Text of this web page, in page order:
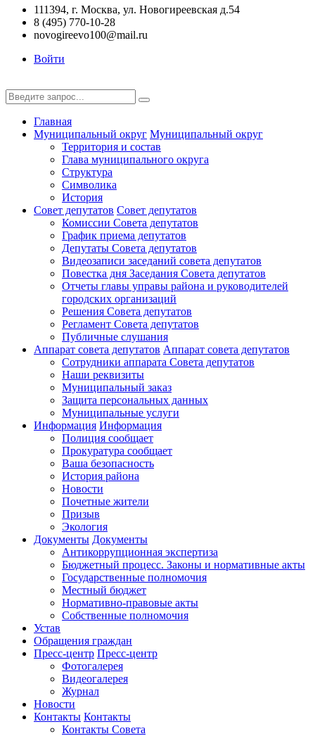
111394, г. Москва, ул. Новогиреевская д.54
8 (495) 770-10-28
novogireevo100@mail.ru
Войти
Главная
Муниципальный округ Муниципальный округ
Территория и состав
Глава муниципального округа
Структура
Символика
История
Совет депутатов Совет депутатов
Комиссии Совета депутатов
График приема депутатов
Депутаты Совета депутатов
Видеозаписи заседаний совета депутатов
Повестка дня Заседания Совета депутатов
Отчеты главы управы района и руководителей
городских организаций
Решения Совета депутатов
Регламент Совета депутатов
Публичные слушания
Аппарат совета депутатов Аппарат совета депутатов
Сотрудники аппарата Совета депутатов
Наши реквизиты
Муниципальный заказ
Защита персональных данных
Муниципальные услуги
Информация Информация
Полиция сообщает
Прокуратура сообщает
Ваша безопасность
История района
Новости
Почетные жители
Призыв
Экология
Документы Документы
Антикоррупционная экспертиза
Бюджетный процесс. Законы и нормативные акты
Государственные полномочия
Местный бюджет
Нормативно-правовые акты
Собственные полномочия
Устав
Обращения граждан
Пресс-центр Пресс-центр
Фотогалерея
Видеогалерея
Журнал
Новости
Контакты Контакты
Контакты Совета